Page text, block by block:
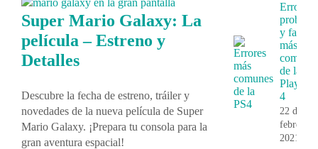
Super Mario Galaxy: La
película – Estreno y
Detalles
Descubre la fecha de estreno, tráiler y
novedades de la nueva película de Super
Mario Galaxy. ¡Prepara tu consola para la
gran aventura espacial!
Errores,
y fallos
más
de la
4
22 de
febrero,
2021